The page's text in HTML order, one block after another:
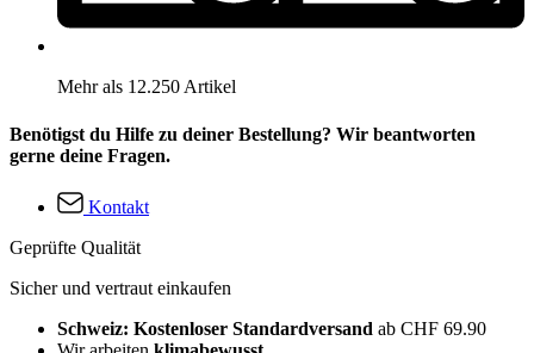
Mehr als 12.250 Artikel
Benötigst du Hilfe zu deiner Bestellung? Wir beantworten
gerne deine Fragen.
Kontakt
Geprüfte Qualität
Sicher und vertraut einkaufen
Schweiz: Kostenloser Standardversand ab CHF 69.90